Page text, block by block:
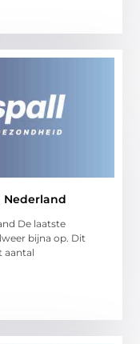
Nederland
De laatste
bijna op. Dit
aantal